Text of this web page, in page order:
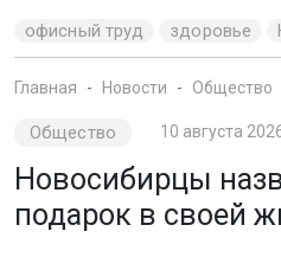
офисный труд здоровье
Главная Новости Общество
Общество 10 августа
Новосибирцы
подарок в своей